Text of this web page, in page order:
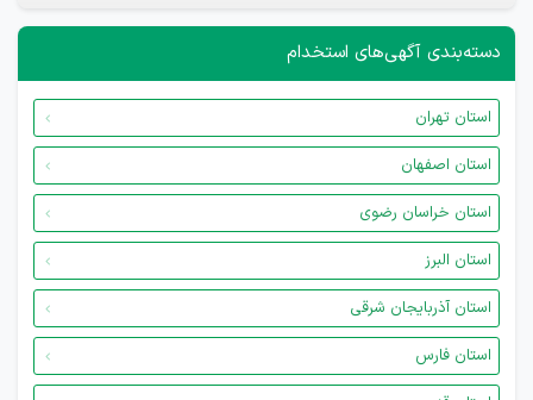
دسته‌بندی آگهی‌های استخدام
استان تهران
استان اصفهان
استان خراسان رضوی
استان البرز
استان آذربایجان شرقی
استان فارس